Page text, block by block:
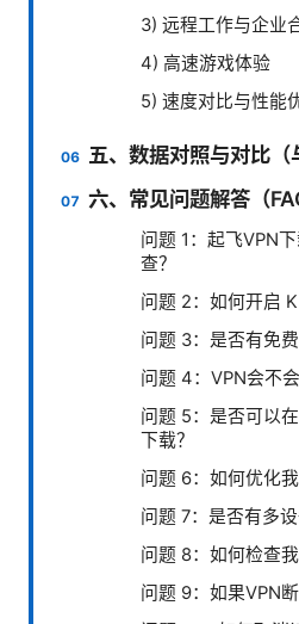
3) 远程工作与企业
4) 高速游戏体验
5) 速度对比与性能
五、数据对照与对比（
六、常见问题解答（
问题 1：起飞VPN
查？
问题 2：如何开启
问题 3：是否有免
问题 4：VPN会不
问题 5：是否可以
下载？
问题 6：如何优化
问题 7：是否有多
问题 8：如何检查
问题 9：如果VPN断